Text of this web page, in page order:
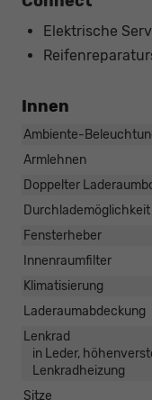
Elektrische
Innen
Ambiente-
Armlehnen
Doppelter
Durchlademöglichkeit
Fensterheber
Innenraumfilter
Klimatisierung
Laderaumabdeckung
Lenkrad
in Leder,
Lenkradheizung
Sitze